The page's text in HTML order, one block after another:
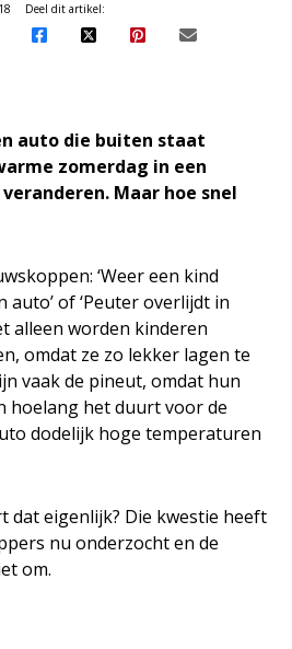
Deel dit artikel:
auto die buiten staat
zomerdag in een
Maar hoe snel
‘Weer een kind
of ‘Peuter overlijdt in
alleen worden kinderen
omdat ze zo lekker lagen te
vaak de pineut, omdat hun
hoelang het duurt voor de
dodelijk hoge temperaturen
dat eigenlijk? Die kwestie heeft
nu onderzocht en de
om.